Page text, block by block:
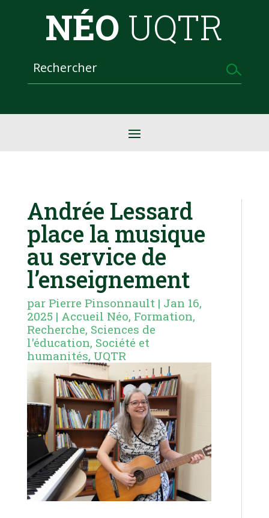
NÉO UQTR
Andrée Lessard
place la musique
au service de
l’enseignement
par Pierre Pinsonnault| Jan 16,
2025 | Accueil Néo, Formation,
Recherche, Sciences de
l'éducation, Société et
humanités, UQTR